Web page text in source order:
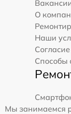
О
Наши
Способы
Мы занимаемся